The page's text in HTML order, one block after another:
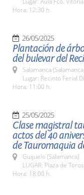
Hora: 12:30 h.
26/05/2025
Plantación de
del bulevar del
Salamanca
Lugar: Recinto Ferial
Hora: 11:00 h.
25/05/2025
Clase magistral
actos del 40
de Tauromaquia
Guijuelo (Salamanca)
LUGAR: Plaza de
Hora: 18:00 h.